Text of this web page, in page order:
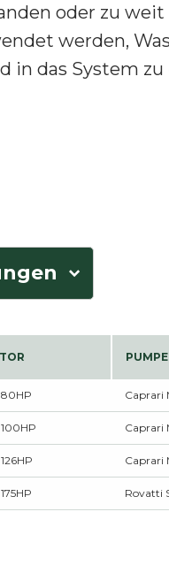
oder zu
werden,
in das System
PUMPE
80HP Caprari
Caprari
Caprari
Rovatti